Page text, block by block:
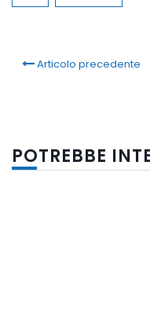
Articolo precedente
POTREBBE